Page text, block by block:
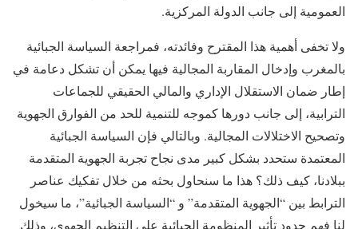
العمومية إلى جانب الدولة المركزية.
ولا تخفى أهمية هذا المقترح وفائدته، فمراجعة السياسة الجبائية
بالمغرب وإدخال المقاربة المجالية فيها يمكن أن تشكل دعامة في
إطار ضمان الاستقلال الإداري والمالي الحقيقي للجماعات
الترابية، إلى جانب دورها كموجه للتنمية للحد من الفوارق الجهوية
وتصحيح الاختلالات المجالية. وبالتالي فإن السياسة الجبائية
المعتمدة ستحدد بشكل كبير مدى نجاح تجربة الجهوية المتقدمة
ببلادنا، كيف ذلك؟ هذا ما سنحاول بحثه من خلال تفكيك عناصر
الترابط بين “الجهوية المتقدمة” و “السياسة الجبائية”، ما سيخول
لنا فهم حدود تأثير المنظومة الجبائية على التنظيم الجهوي، وذلك